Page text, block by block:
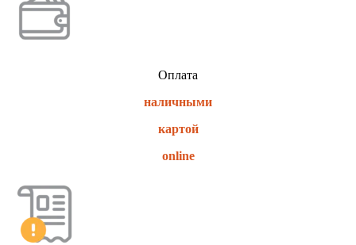
Оплата
наличными
картой
online